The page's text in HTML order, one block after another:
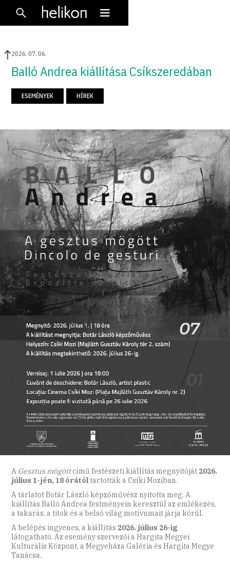
2026.07.06.
Balló Andrea kiállítása Csíkszeredában
ESEMÉNYEK HÍREK
A Gesztus mögöttcímű festészeti kiállítás megnyitóját 2026.
július 1-jén, 18 órától tartották a Csíki Moziban.
A tárlatot Botár László képzőművész nyitotta meg. A
kiállítás Balló Andrea festményein keresztül az emlékezés,
a takarás, a titok és a belső világ motívumait járja körül.
A belépés ingyenes, a kiállítás 2026. július 26-ig
látogatható. Az esemény szervezői a Hargita Megyei
Kulturális Központ, a Megyeháza Galéria és Hargita Megye
Tanácsa.